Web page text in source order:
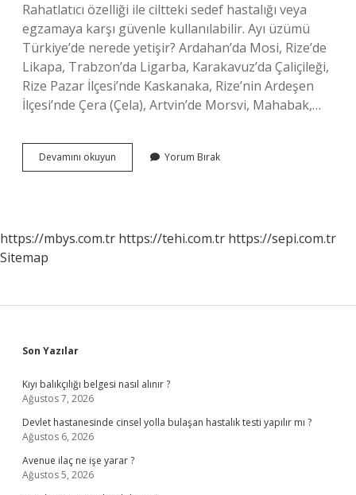
Rahatlatıcı özelliği ile ciltteki sedef hastalığı veya
egzamaya karşı güvenle kullanılabilir. Ayı üzümü
Türkiye’de nerede yetişir? Ardahan’da Mosi, Rize’de
Likapa, Trabzon’da Ligarba, Karakavuz’da Çaliçileği,
Rize Pazar İlçesi’nde Kaskanaka, Rize’nin Ardeşen
İlçesi’nde Çera (Çela), Artvin’de Morsvi, Mahabak,…
Devamını okuyun
Üzümü
Yorum Bırak
https://mbys.com.tr https://tehi.com.tr https://sepi.com.tr
Sitemap
Sidebar
Son Yazılar
Kıyı balıkçılığı belgesi nasıl alınır ?
Ağustos 7, 2026
Devlet hastanesinde cinsel yolla bulaşan hastalık testi yapılır mı ?
Ağustos 6, 2026
Avenue ilaç ne işe yarar ?
Ağustos 5, 2026